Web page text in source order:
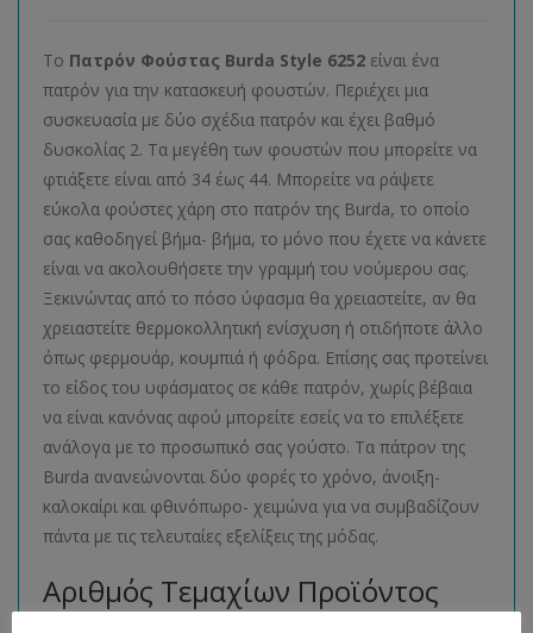
Το Πατρόν Φούστας Burda Style 6252 είναι ένα
πατρόν για την κατασκευή φουστών. Περιέχει μια
συσκευασία με δύο σχέδια πατρόν και έχει βαθμό
δυσκολίας 2. Τα μεγέθη των φουστών που μπορείτε να
φτιάξετε είναι από 34 έως 44. Μπορείτε να ράψετε
εύκολα φούστες χάρη στο πατρόν της Burda, το οποίο
σας καθοδηγεί βήμα- βήμα, το μόνο που έχετε να κάνετε
είναι να ακολουθήσετε την γραμμή του νούμερου σας.
Ξεκινώντας από το πόσο ύφασμα θα χρειαστείτε, αν θα
χρειαστείτε θερμοκολλητική ενίσχυση ή οτιδήποτε άλλο
όπως φερμουάρ, κουμπιά ή φόδρα. Επίσης σας προτείνει
το είδος του υφάσματος σε κάθε πατρόν, χωρίς βέβαια
να είναι κανόνας αφού μπορείτε εσείς να το επιλέξετε
ανάλογα με το προσωπικό σας γούστο. Τα πάτρον της
Burda ανανεώνονται δύο φορές το χρόνο, άνοιξη-
καλοκαίρι και φθινόπωρο- χειμώνα για να συμβαδίζουν
πάντα με τις τελευταίες εξελίξεις της μόδας.
Αριθμός Τεμαχίων Προϊόντος